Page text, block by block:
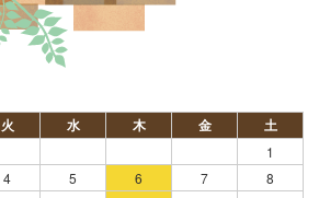
火 水 木 金 土
1
4 5 6 7
8